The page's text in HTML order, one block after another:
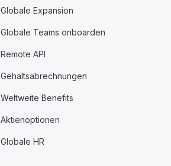
Globale Expansion
Globale Teams onboarden
Remote API
Gehaltsabrechnungen
Weltweite Benefits
Aktienoptionen
Globale HR